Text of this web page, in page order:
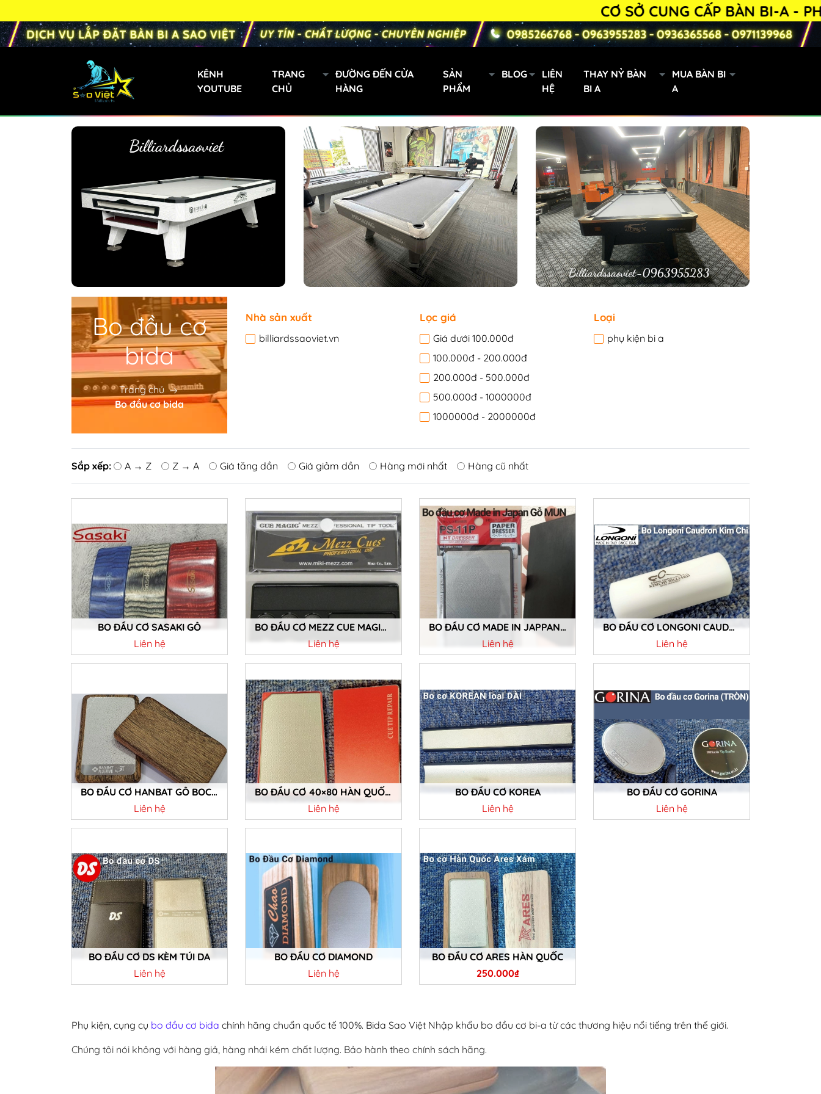
CƠ SỞ CUNG CẤP BÀN BI-A - PHỤ
KÊNH
YOUTUBE
TRANG
CHỦ
ĐƯỜNG ĐẾN CỬA
HÀNG
SẢN
PHẨM
Bàn Bida Phăng Mini
Bàn Bi-a Gia Đình
Bàn Bi-a Mini
Bàn Bi-a Thi Đấu
Gậy bi a xách tay
Cơ Bida Predator
Bàn Bi-a 9019 lướt
Vải nỉ trải bàn Bi-a
Quấn chỉ cơ bida
Bo đầu cơ bida
Bọc da cơ bida
Phụ kiện BiDa
Nơ Bi A
Bàn bi lắc văn phòng
Phụ kiện bàn bi lắc
Bàn bi lắc gia đình
Bàn bi lắc mini
Bàn bi lắc cũ
BLOG
LIÊN
HỆ
THAY NỶ BÀN
BI A
MUA BÀN BI
A
Bo đầu cơ
bida
Trang chủ
Bo đầu cơ bida
Nhà sản xuất
billiardssaoviet.vn
Lọc giá
Giá dưới 100.000đ
100.000đ - 200.000đ
200.000đ - 500.000đ
500.000đ - 1000000đ
1000000đ - 2000000đ
Loại
phụ kiện bi a
Sắp xếp: A → Z Z → A Giá tăng dần Giá giảm dần Hàng mới nhất Hàng cũ nhất
BO ĐẦU CƠ SASAKI GỖ
Liên hệ
Chi tiết
BO ĐẦU CƠ MEZZ CUE MAGIC PROFESSIONAL
Liên hệ
Chi tiết
BO ĐẦU CƠ MADE IN JAPPAN GỖ MUN (NHẬT)
Liên hệ
Chi tiết
BO ĐẦU CƠ LONGONI CAUDRON
Liên hệ
Chi tiết
BO ĐẦU CƠ HANBAT GỖ BOCOTE
Liên hệ
Chi tiết
BO ĐẦU CƠ 40×80 HÀN QUỐC GIÁ RẺ
Liên hệ
Chi tiết
BO ĐẦU CƠ KOREA
Liên hệ
Chi tiết
BO ĐẦU CƠ GORINA
Liên hệ
BO ĐẦU CƠ DS KÈM TÚI DA
Liên hệ
BO ĐẦU CƠ DIAMOND
Liên hệ
BO ĐẦU CƠ ARES HÀN QUỐC
250.000₫
Phụ kiện, cụng cụ bo đầu cơ bida chính hãng chuẩn quốc tế 100%. Bida Sao Việt Nhập khẩu bo đầu cơ bi-a từ các thương hiệu nổi tiếng trên thế giới.
Chúng tôi nói không với hàng giả, hàng nhái kém chất lượng. Bảo hành theo chính sách hãng.